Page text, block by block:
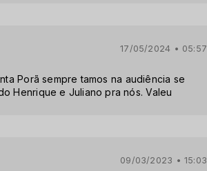
17/05/2024 • 05:57
Porã sempre tamos na audiência se
Henrique e Juliano pra nós. Valeu
09/03/2023 • 15:03